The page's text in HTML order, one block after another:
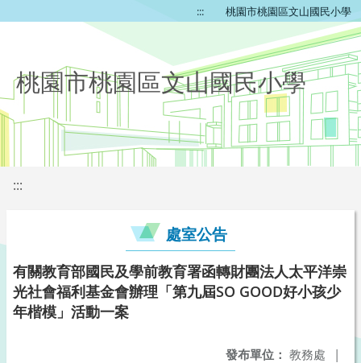
::: 桃園市桃園區文山國民小學
桃園市桃園區文山國民小學
:::
處室公告
有關教育部國民及學前教育署函轉財團法人太平洋崇
光社會福利基金會辦理「第九屆SO GOOD好小孩少
年楷模」活動一案
發布單位： 教務處 |